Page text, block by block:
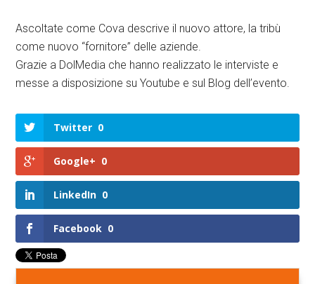
Ascoltate come Cova descrive il nuovo attore, la tribù
come nuovo “fornitore” delle aziende.
Grazie a DolMedia che hanno realizzato le interviste e
messe a disposizione su Youtube e sul Blog dell’evento.
Twitter 0
Google+ 0
LinkedIn 0
Facebook 0